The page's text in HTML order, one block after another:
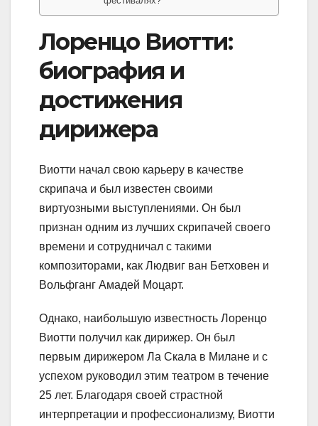
Лоренцо Виотти:
биография и
достижения
дирижера
Виотти начал свою карьеру в качестве
скрипача и был известен своими
виртуозными выступлениями. Он был
признан одним из лучших скрипачей своего
времени и сотрудничал с такими
композиторами, как Людвиг ван Бетховен и
Вольфганг Амадей Моцарт.
Однако, наибольшую известность Лоренцо
Виотти получил как дирижер. Он был
первым дирижером Ла Скала в Милане и с
успехом руководил этим театром в течение
25 лет. Благодаря своей страстной
интерпретации и профессионализму, Виотти